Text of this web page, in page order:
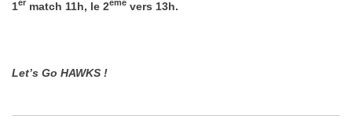
1er match 11h, le 2ème vers 13h.
Let’s Go HAWKS !